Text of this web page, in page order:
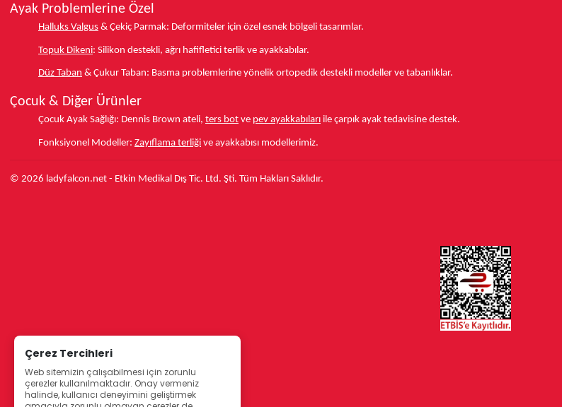
Ayak Problemlerine Özel
Halluks Valgus & Çekiç Parmak: Deformiteler için özel esnek bölgeli tasarımlar.
Topuk Dikeni: Silikon destekli, ağrı hafifletici terlik ve ayakkabılar.
Düz Taban & Çukur Taban: Basma problemlerine yönelik ortopedik destekli modeller ve tabanlıklar.
Çocuk & Diğer Ürünler
Çocuk Ayak Sağlığı: Dennis Brown ateli, ters bot ve pev ayakkabıları ile çarpık ayak tedavisine destek.
Fonksiyonel Modeller: Zayıflama terliği ve ayakkabısı modellerimiz.
© 2026 ladyfalcon.net - Etkin Medikal Dış Tic. Ltd. Şti. Tüm Hakları Saklıdır.
Çerez Tercihleri
Web sitemizin çalışabilmesi için zorunlu
çerezler kullanılmaktadır. Onay vermeniz
halinde, kullanıcı deneyimini geliştirmek